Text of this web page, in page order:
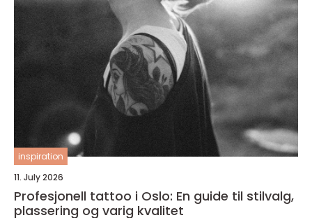
inspiration
11. July 2026
Profesjonell tattoo i Oslo: En guide til stilvalg,
plassering og varig kvalitet